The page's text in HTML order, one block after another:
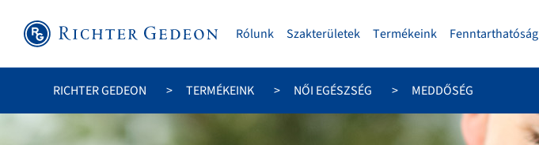
Rólunk Szakterületek Termékeink Fenntarthatóság
RICHTER GEDEON TERMÉKEINK NŐI EGÉSZSÉG MEDDŐSÉG